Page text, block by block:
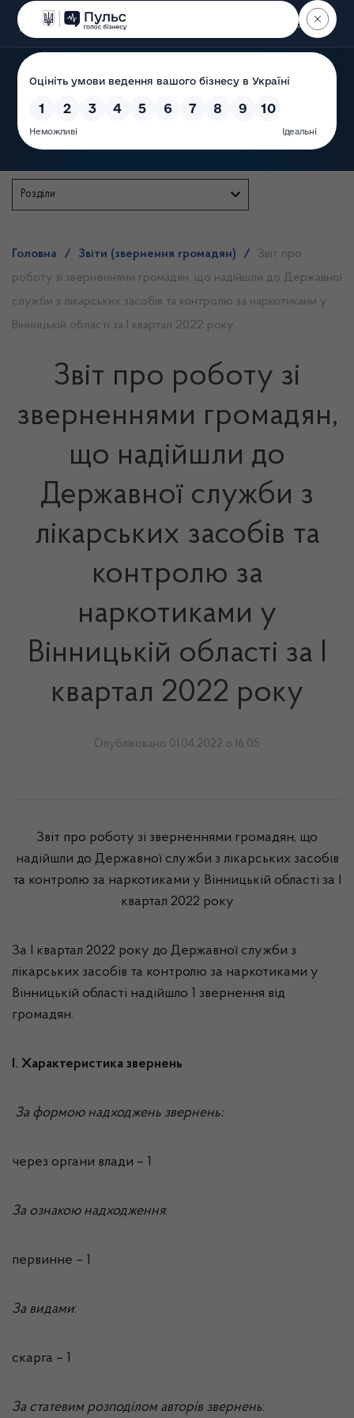
Пошук
Розділи
Головна / Звіти (звернення громадян) /
Звіт про
роботу зі зверненнями громадян, що надійшли до Державної
служби з лікарських засобів та контролю за наркотиками у
Вінницькій області за І квартал 2022 року
Звіт про роботу зі
зверненнями громадян,
що надійшли до
Державної служби з
лікарських засобів та
контролю за
наркотиками у
Вінницькій області за І
квартал 2022 року
Опубліковано 01.04.2022 о 16:05
Звіт про роботу зі зверненнями громадян, що
надійшли до Державної служби з лікарських засобів
та контролю за наркотиками у Вінницькій області за І
квартал 2022 року
За І квартал 2022 року до Державної служби з
лікарських засобів та контролю за наркотиками у
Вінницькій області надійшло 1 звернення від
громадян.
І. Характеристика звернень
За формою надходжень звернень:
через органи влади – 1
За ознакою надходження:
первинне – 1
За видами:
скарга – 1
За статевим розподілом авторів звернень: